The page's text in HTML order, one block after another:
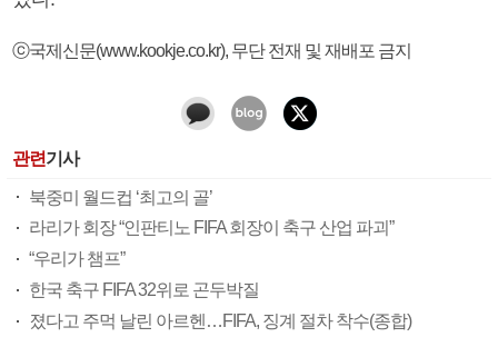
ⓒ국제신문(www.kookje.co.kr), 무단 전재 및 재배포 금지
관련기사
북중미 월드컵 ‘최고의 골’
라리가 회장 “인판티노 FIFA 회장이 축구 산업 파괴”
“우리가 챔프”
한국 축구 FIFA 32위로 곤두박질
졌다고 주먹 날린 아르헨…FIFA, 징계 절차 착수(종합)